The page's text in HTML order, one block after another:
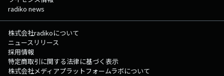
radiko news
株式会社radikoについて
ニュースリリース
採用情報
特定商取引に関する法律に基づく表示
株式会社メディアプラットフォームラボについて